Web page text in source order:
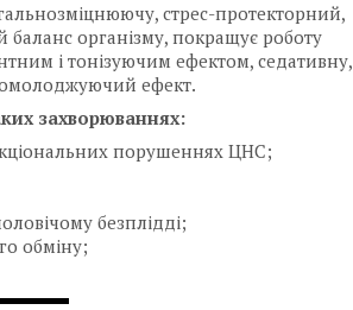
стрес-протекторний,
організму, покращує роботу
і тонізуючим ефектом, седативну,
омолоджуючий ефект.
захворюваннях:
порушеннях ЦНС;
безплідді;
обміну;